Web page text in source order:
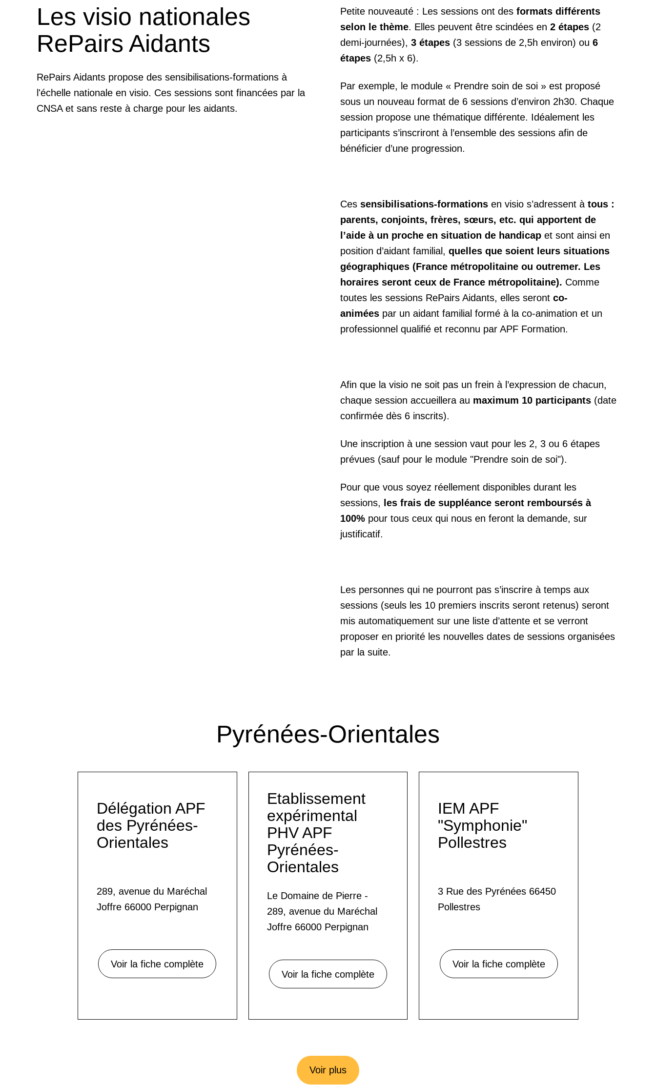
Les visio nationales
RePairs Aidants
RePairs Aidants propose des sensibilisations-formations à
l'échelle nationale en visio. Ces sessions sont financées par la
CNSA et sans reste à charge pour les aidants.
Petite nouveauté : Les sessions ont des formats différents
selon le thème. Elles peuvent être scindées en 2 étapes (2
demi-journées), 3 étapes (3 sessions de 2,5h environ) ou 6
étapes (2,5h x 6).
Par exemple, le module « Prendre soin de soi » est proposé
sous un nouveau format de 6 sessions d’environ 2h30. Chaque
session propose une thématique différente. Idéalement les
participants s’inscriront à l’ensemble des sessions afin de
bénéficier d’une progression.
Ces sensibilisations-formations en visio s’adressent à tous :
parents, conjoints, frères, sœurs, etc. qui apportent de
l’aide à un proche en situation de handicap et sont ainsi en
position d’aidant familial, quelles que soient leurs situations
géographiques (France métropolitaine ou outremer. Les
horaires seront ceux de France métropolitaine). Comme
toutes les sessions RePairs Aidants, elles seront co-
animées par un aidant familial formé à la co-animation et un
professionnel qualifié et reconnu par APF Formation.
Afin que la visio ne soit pas un frein à l’expression de chacun,
chaque session accueillera au maximum 10 participants (date
confirmée dès 6 inscrits).
Une inscription à une session vaut pour les 2, 3 ou 6 étapes
prévues (sauf pour le module "Prendre soin de soi").
Pour que vous soyez réellement disponibles durant les
sessions, les frais de suppléance seront remboursés à
100% pour tous ceux qui nous en feront la demande, sur
justificatif.
Les personnes qui ne pourront pas s’inscrire à temps aux
sessions (seuls les 10 premiers inscrits seront retenus) seront
mis automatiquement sur une liste d’attente et se verront
proposer en priorité les nouvelles dates de sessions organisées
par la suite.
Pyrénées-Orientales
Délégation APF
des Pyrénées-
Orientales
289, avenue du Maréchal
Joffre 66000 Perpignan
Voir la fiche complète
Etablissement
expérimental
PHV APF
Pyrénées-
Orientales
Le Domaine de Pierre -
289, avenue du Maréchal
Joffre 66000 Perpignan
Voir la fiche complète
IEM APF
"Symphonie"
Pollestres
3 Rue des Pyrénées 66450
Pollestres
Voir la fiche complète
Voir plus